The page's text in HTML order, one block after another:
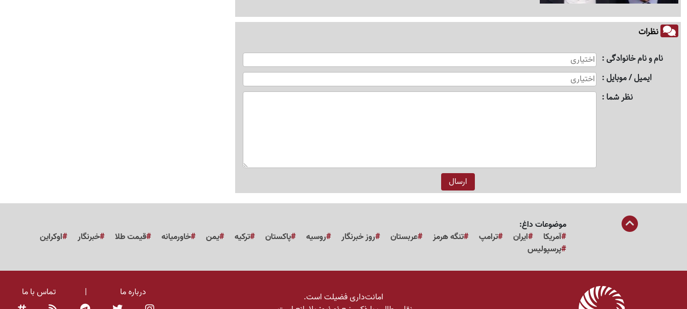
نظرات
نام و نام خانوادگی
ایمیل / موبایل
نظر شما
موضوعات داغ:
آمریکا
ایران ترامپ تنگه هرمز عربستان روز خبرنگار روسیه پاکستان ترکیه یمن خاورمیانه قیمت طلا خبرنگار
اوکراین
پرسپولیس
امانت‌داری فضیلت است.
درباره ما | تماس با ما